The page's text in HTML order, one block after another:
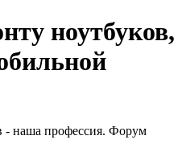
ноутбуков,
- наша профессия. Форум